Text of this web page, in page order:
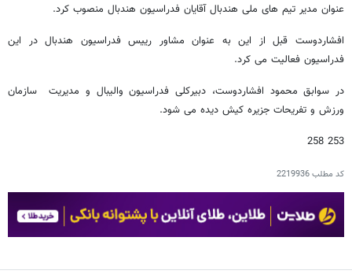
عنوان مدیر تیم های ملی هندبال آقایان فدراسیون هندبال منصوب کرد.
افشاردوست قبل از این به عنوان مشاور رییس فدراسیون هندبال در این
فدراسیون فعالیت می کرد.
در سوابق محمود افشاردوست، دبیرکلی فدراسیون والیبال و مدیریت سازمان
ورزش و تفریحات جزیره کیش دیده می شود.
253 258
کد مطلب2219936